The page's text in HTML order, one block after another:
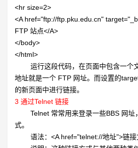
<hr size=2>
<A href="ftp://ftp.pku.edu.cn"
FTP 站点</A>
</body>
</html>
运行这段代码，在页面中包含一个
地址就是一个 FTP 网址。而设置的
的新页面中进行链接。
3 通过Telnet 链接
Telnet 常常用来登录一些BBS 网址
式。
语法：<A href="telnet://地址">链接